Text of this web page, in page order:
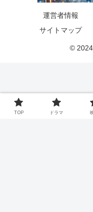
運営者情報
サイトマップ
©
TOP ドラマ